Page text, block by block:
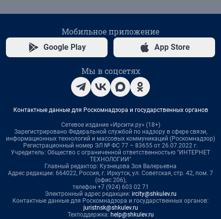
Мобильное приложение
Google Play App Store
Мы в соцсетях
Контактные данные для Роскомнадзора и государственных органов
Сетевое издание «Ирсити.ру» (18+)
Зарегистрировано Федеральной службой по надзору в сфере связи,
информационных технологий и массовых коммуникаций (Роскомнадзор)
Регистрационный номер ЭЛ № ФС 77 – 83655 от 26.07.2022 г.
Учредитель: Общество с ограниченной ответственностью "ИНТЕРНЕТ
ТЕХНОЛОГИИ"
Главный редактор: Кузнецова Зоя Валерьевна
Адрес редакции: 664022, Россия, г. Иркутск, ул. Советская, стр. 42, пом. 7
(офис 206),
телефон +7 (924) 603 02 71
Электронный адрес редакции: ircity@shkulev.ru
Контактные данные для Роскомнадзора и государственных органов:
juristnsk@shkulev.ru
Техподдержка: help@shkulev.ru